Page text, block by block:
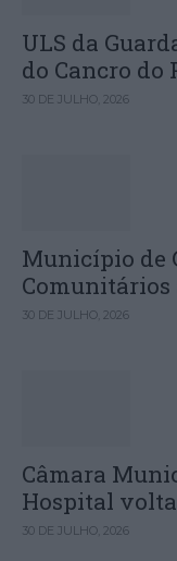
ULS da
do Cancro do
30 DE JULHO, 2026
Município de
Comunitários
30 DE JULHO, 2026
Câmara
Hospital volta
30 DE JULHO, 2026